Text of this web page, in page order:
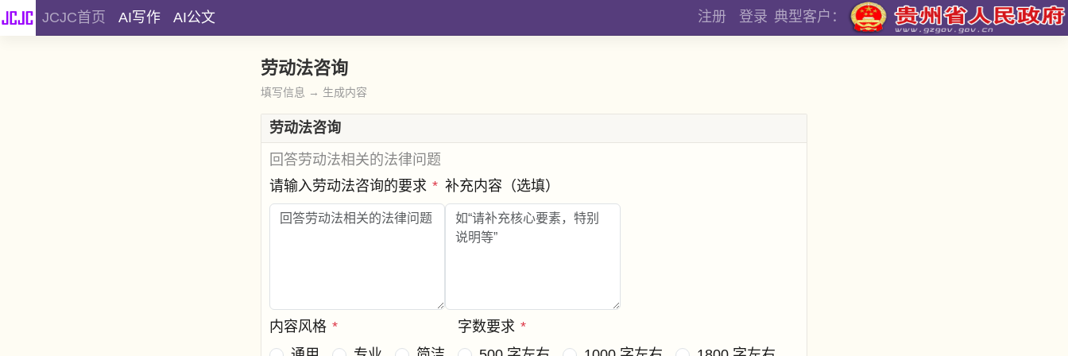
JCJC首页 AI写作 AI公文 注册 登录 典型客户：
劳动法咨询
填写信息 → 生成内容
劳动法咨询
回答劳动法相关的法律问题
请输入劳动法咨询的要求 * 补充内容（选填）
内容风格 *
字数要求 *